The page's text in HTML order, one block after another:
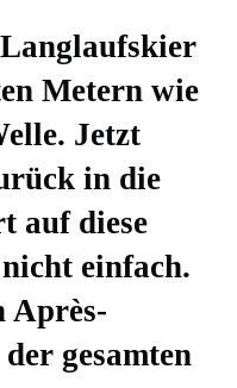
Metern wie
Jetzt
in die
auf diese
einfach.
Après-
gesamten